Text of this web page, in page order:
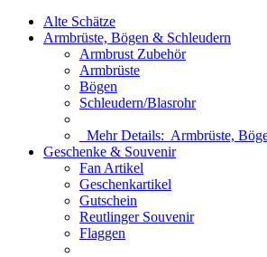
Alte Schätze
Armbrüste, Bögen & Schleudern
Armbrust Zubehör
Armbrüste
Bögen
Schleudern/Blasrohr
Mehr Details: Armbrüste,
Geschenke & Souvenir
Fan Artikel
Geschenkartikel
Gutschein
Reutlinger Souvenir
Flaggen